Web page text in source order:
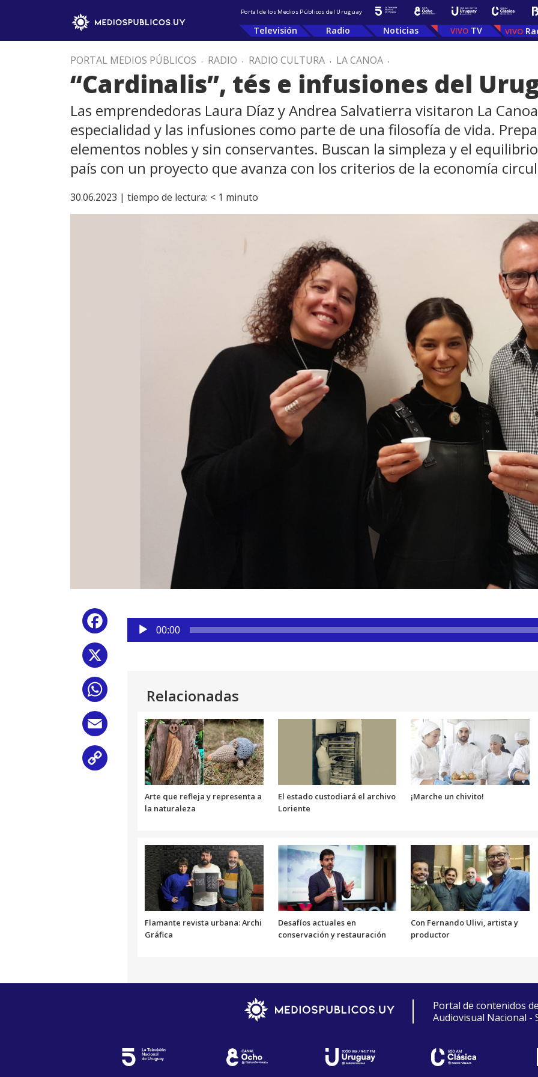
Portal de los Medios Públicos del Uruguay
Televisión Radio Noticias TV
PORTAL MEDIOS PÚBLICOS . RADIO . RADIO CULTURA . LA CANOA .
“Cardinalis”, tés e infusiones del
Las emprendedoras Laura Díaz y Andrea Salvatierra visitaron La
especialidad y las infusiones como parte de una filosofía de vida.
elementos nobles y sin conservantes. Buscan la simpleza y el
país con un proyecto que avanza con los criterios de la economía
30.06.2023 | tiempo de lectura: < 1 minuto
Facebook
WhatsApp
Reproductor
audio
00:00
Relacionadas
Arte que refleja y representa a
la naturaleza
El estado custodiará el archivo
Loriente
¡Marche un chivito!
Flamante revista urbana: Archi
Gráfica
Desafíos actuales en
conservación y restauración
Con Fernando Ulivi, artista y
productor
Portal de contenidos
Audiovisual Nacional -